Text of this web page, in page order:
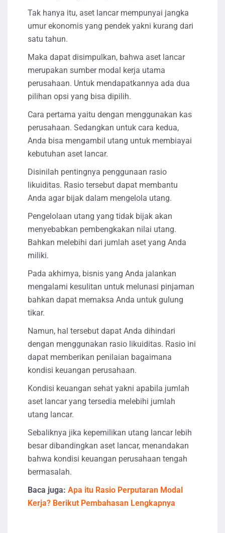
Tak hanya itu, aset lancar mempunyai jangka
umur ekonomis yang pendek yakni kurang dari
satu tahun.
Maka dapat disimpulkan, bahwa aset lancar
merupakan sumber modal kerja utama
perusahaan. Untuk mendapatkannya ada dua
pilihan opsi yang bisa dipilih.
Cara pertama yaitu dengan menggunakan kas
perusahaan. Sedangkan untuk cara kedua,
Anda bisa mengambil utang untuk membiayai
kebutuhan aset lancar.
Disinilah pentingnya penggunaan rasio
likuiditas. Rasio tersebut dapat membantu
Anda agar bijak dalam mengelola utang.
Pengelolaan utang yang tidak bijak akan
menyebabkan pembengkakan nilai utang.
Bahkan melebihi dari jumlah aset yang Anda
miliki.
Pada akhirnya, bisnis yang Anda jalankan
mengalami kesulitan untuk melunasi pinjaman
bahkan dapat memaksa Anda untuk gulung
tikar.
Namun, hal tersebut dapat Anda dihindari
dengan menggunakan rasio likuiditas. Rasio ini
dapat memberikan penilaian bagaimana
kondisi keuangan perusahaan.
Kondisi keuangan sehat yakni apabila jumlah
aset lancar yang tersedia melebihi jumlah
utang lancar.
Sebaliknya jika kepemilikan utang lancar lebih
besar dibandingkan aset lancar, menandakan
bahwa kondisi keuangan perusahaan tengah
bermasalah.
Baca juga: Apa itu Rasio Perputaran Modal
Kerja? Berikut Pembahasan Lengkapnya